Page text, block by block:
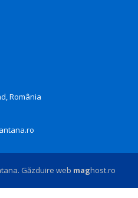
România
Găzduire web maghost.ro